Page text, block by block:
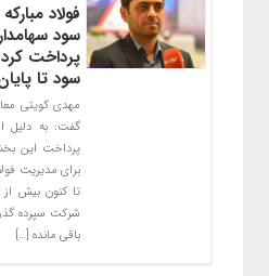
سود
پرداخت
سود تا
مهدی کویتی
گفت: به دلیل
پرداخت این
برای مدیریت
شرکت سپرده
باقی مانده […]